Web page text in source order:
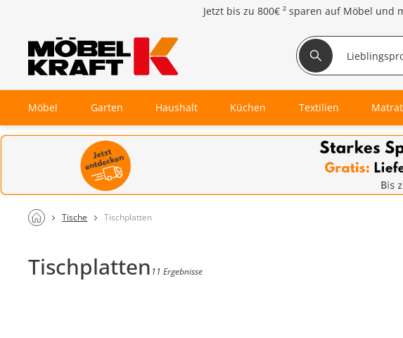
Jetzt bis zu 800€ ² sparen auf Möbel und
Möbel Garten Haushalt Küchen Textilien
Tische Tischplatten
Tischplatten 11 Ergebnisse